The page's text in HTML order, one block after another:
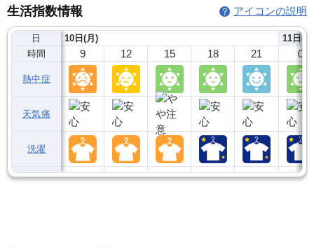
生活指数情報 アイコンの説明
日
時間
熱中症
天気痛
洗濯
10日(月)
9 12 15 18 21
11日(
0